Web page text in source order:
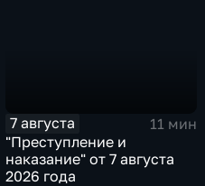
7 августа
11 мин
"Преступление и
наказание" от 7 августа
2026 года